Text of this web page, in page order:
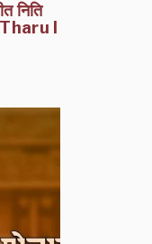
निति
I